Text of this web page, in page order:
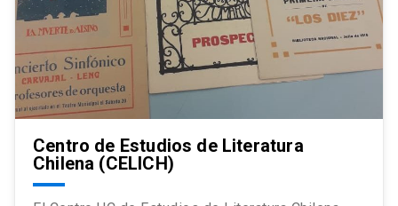
Centro de Estudios de Literatura
Chilena (CELICH)